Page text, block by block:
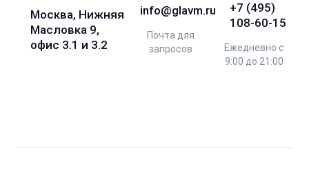
Москва, Нижняя
Масловка 9,
офис 3.1 и 3.2
info@glavm.ru
Почта для
запросов
+7 (495)
108-60-15
Ежедневно с
9:00 до 21:00